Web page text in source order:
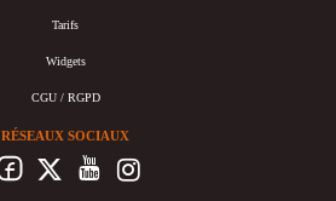
Tarifs
Widgets
CGU / RGPD
RÉSEAUX SOCIAUX